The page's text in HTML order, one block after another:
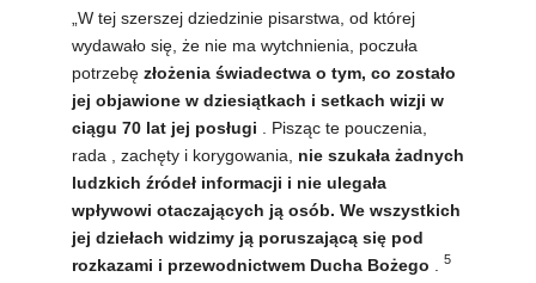
„W tej szerszej dziedzinie pisarstwa, od której
wydawało się, że nie ma wytchnienia, poczuła
potrzebę złożenia świadectwa o tym, co zostało
jej objawione w dziesiątkach i setkach wizji w
ciągu 70 lat jej posługi . Pisząc te pouczenia,
rada , zachęty i korygowania, nie szukała żadnych
ludzkich źródeł informacji i nie ulegała
wpływowi otaczających ją osób. We wszystkich
jej dziełach widzimy ją poruszającą się pod
rozkazami i przewodnictwem Ducha Bożego
5